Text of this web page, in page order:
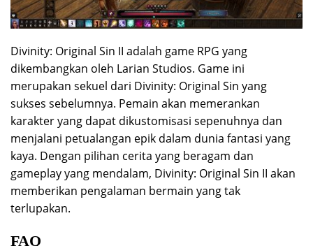
Divinity: Original Sin II adalah game RPG yang
dikembangkan oleh Larian Studios. Game ini
merupakan sekuel dari Divinity: Original Sin yang
sukses sebelumnya. Pemain akan memerankan
karakter yang dapat dikustomisasi sepenuhnya dan
menjalani petualangan epik dalam dunia fantasi yang
kaya. Dengan pilihan cerita yang beragam dan
gameplay yang mendalam, Divinity: Original Sin II akan
memberikan pengalaman bermain yang tak
terlupakan.
FAQ